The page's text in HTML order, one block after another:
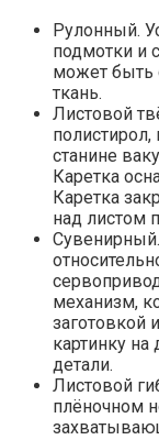
Рулонный.
подмотки и
может быть
ткань.
Листовой
станине
Каретка
Каретка
над листом
Сувенирный.
механизм,
заготовкой
картинку
детали.
Листовой
плёночном